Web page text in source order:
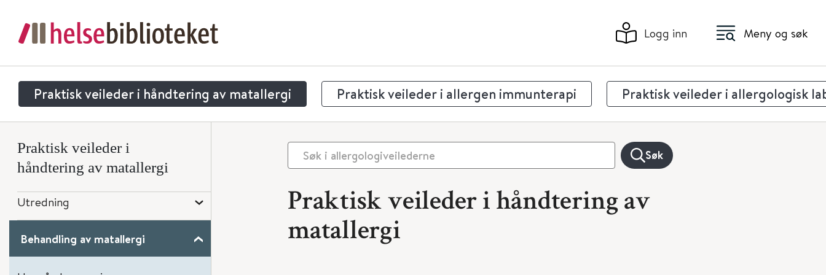
Logg inn Meny og søk
Praktisk veileder i håndtering av matallergi Praktisk veileder i allergen immunterapi Praktisk veileder i allergologisk
Praktisk veileder i
håndtering av matallergi
Introduksjon
Utredning
​​​​​​​ Behandling av matallergi
Søk
Praktisk veileder i håndtering av
matallergi